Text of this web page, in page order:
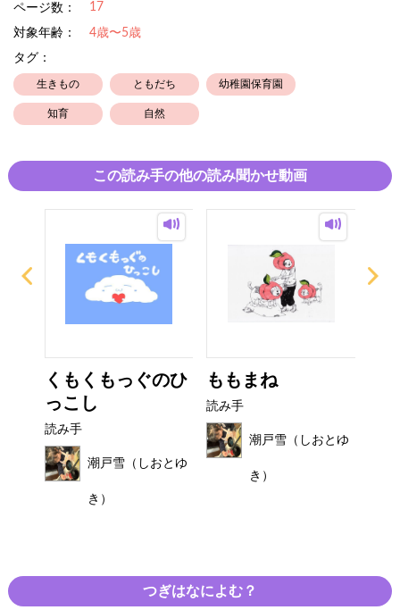
ページ数： 17
対象年齢：
4歳〜5歳
タグ：
生きもの ともだち 幼稚園保育園
知育 自然
この読み手の他の読み聞かせ動画
くもくもっぐのひ
っこし
読み手
潮戸雪（しおとゆ
き）
ももまね
読み手
潮戸雪（しおとゆ
き）
つぎはなによむ？